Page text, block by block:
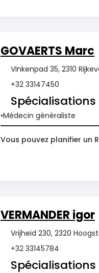
GOVAERTS Marc
Vinkenpad 35, 2310
+32 33147450
Spécialisations
Médecin généraliste
Vous pouvez planifier un
VERMANDER igor
Vrijheid 230, 2320
+32 33145784
Spécialisations